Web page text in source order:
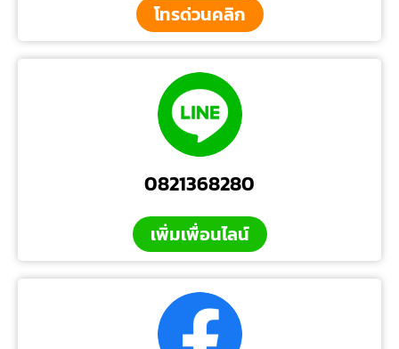
โทรด่วนคลิก
0821368280
เพิ่มเพื่อนไลน์